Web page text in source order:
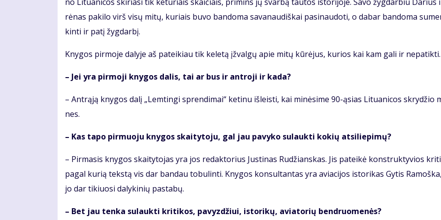
rė­nas pa­ki­lo virš vi­sų mi­tų, ku­riais bu­vo ban­do­ma sa­va­nau­diš­kai pa­si­nau­do­ti, o da­bar ban­do­ma
kin­ti ir pa­tį žyg­dar­bį.
Kny­gos pir­mo­je da­ly­je aš pa­tei­kiau tik ke­le­tą įžval­gų apie mi­tų kū­rė­jus, ku­rios kai kam ga­li ir ne­pa­tik­ti.
– Jei yra pir­mo­ji kny­gos da­lis, tai ar bus ir ant­ro­ji ir ka­da?
– Ant­rą­ją kny­gos da­lį „Lem­tin­gi spren­di­mai“ ke­ti­nu iš­leis­ti, kai mi­nė­si­me 90-ąsias Li­tu­a­ni­cos skry­džio
nes.
– Kas ta­po pir­muo­ju kny­gos skai­ty­to­ju, gal jau pa­vy­ko su­lauk­ti ko­kių at­si­lie­pi­mų?
– Pir­ma­sis kny­gos skai­ty­to­jas yra jos re­dak­to­rius Jus­ti­nas Ru­džians­kas. Jis pa­tei­kė kon­struk­ty­vios
pa­gal ku­rią teks­tą vis dar ban­dau to­bu­lin­ti. Kny­gos kon­sul­tan­tas yra avia­ci­jos is­to­ri­kas Gy­tis
jo dar ti­kiuo­si da­ly­ki­nių pa­sta­bų.
– Bet jau ten­ka su­lauk­ti kri­ti­kos, pa­vyz­džiui, is­to­ri­kų, avia­to­rių ben­druo­me­nės?